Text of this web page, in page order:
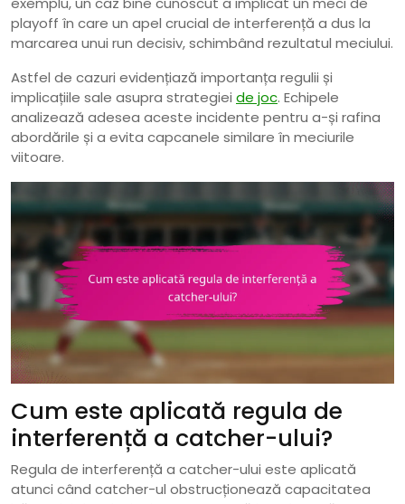
playoff în care un apel crucial de interferență a dus la
marcarea unui run decisiv, schimbând rezultatul meciului.
Astfel de cazuri evidențiază importanța regulii și
implicațiile sale asupra strategiei de joc. Echipele
analizează adesea aceste incidente pentru a-și rafina
abordările și a evita capcanele similare în meciurile
viitoare.
Cum este aplicată regula de
interferență a catcher-ului?
Regula de interferență a catcher-ului este aplicată
atunci când catcher-ul obstrucționează capacitatea